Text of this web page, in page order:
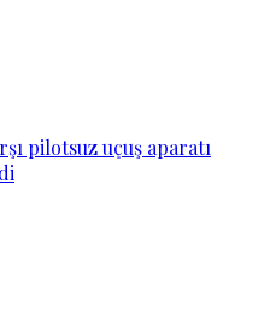
pilotsuz uçuş aparatı